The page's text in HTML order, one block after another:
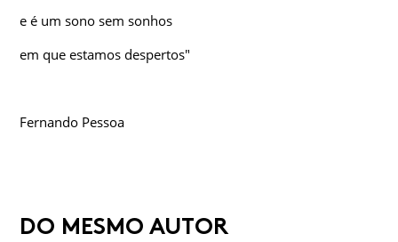
e é um sono sem sonhos
em que estamos despertos"
Fernando Pessoa
DO MESMO AUTOR